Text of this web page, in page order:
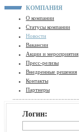
КОМПАНИЯ
О компании
Статусы компании
Новости
Вакансии
Акции и мероприятия
Пресс-релизы
Внедренные решения
Контакты
Партнеры
Логин: